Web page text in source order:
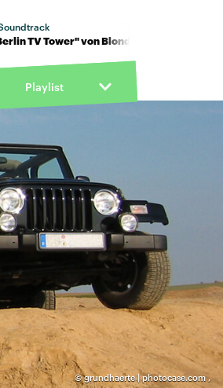
von Blondshell · "Berlin TV Tower"
Playlist
©grundhaerte | photocase.com,